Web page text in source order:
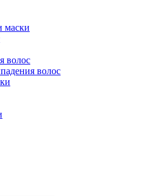
маски
волос
волос